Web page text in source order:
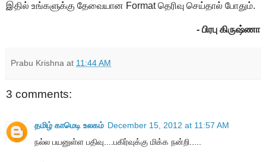
இதில் உங்களுக்கு தேவையான Format தெரிவு செய்தால் போதும்.
- பிரபு கிருஷ்ணா
Prabu Krishna at 11:44 AM
3 comments:
தமிழ் காமெடி உலகம் December 15, 2012 at 11:57 AM
நல்ல பயனுள்ள பதிவு....பகிர்வுக்கு மிக்க நன்றி.....